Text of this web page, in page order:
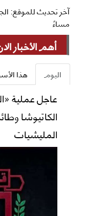
مساءً
أهم الأخبار
اليوم هذا
عاجل عملية
الكاتيوشا
المليشيات